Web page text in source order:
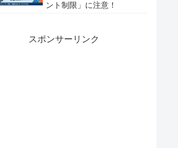
ント制限」に注意！
スポンサーリンク